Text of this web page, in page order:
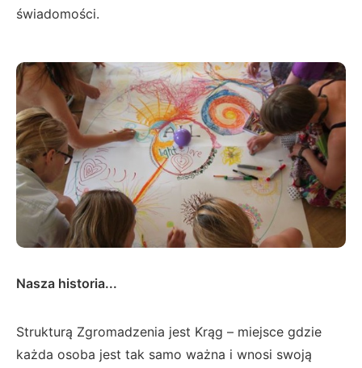
świadomości.
Nasza historia...
Strukturą Zgromadzenia jest Krąg – miejsce gdzie
każda osoba jest tak samo ważna i wnosi swoją